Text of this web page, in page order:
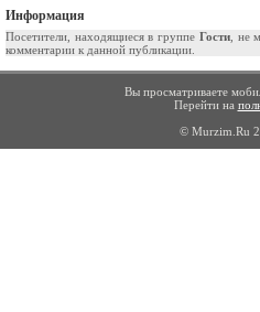
Информация
Посетители, находящиеся в группе Гости, не
комментарии к данной публикации.
Вы просматриваете
Перейти на
© Murzim.Ru